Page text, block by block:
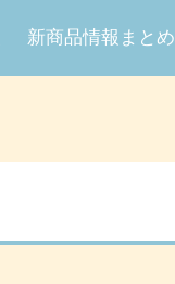
新商品情報まとめ